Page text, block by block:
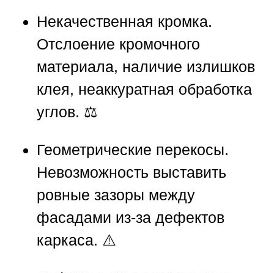
Некачественная кромка.
Отслоение кромочного
материала, наличие излишков
клея, неаккуратная обработка
углов. ⚖️
Геометрические перекосы.
Невозможность выставить
ровные зазоры между
фасадами из-за дефектов
каркаса. ⚠️